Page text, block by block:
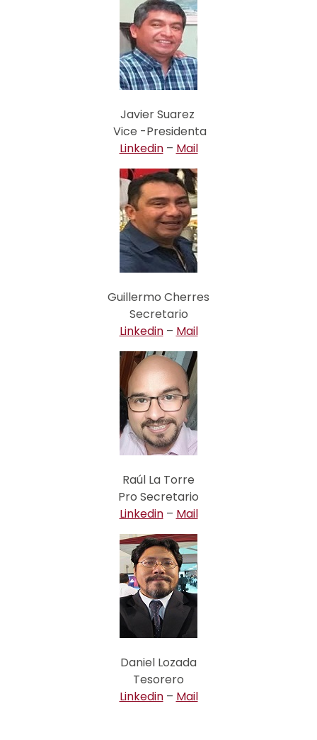
Javier Suarez
Vice -Presidenta
Linkedin– Mail
Guillermo Cherres
Secretario
Linkedin– Mail
Raúl La Torre
Pro Secretario
Linkedin– Mail
Daniel Lozada
Tesorero
Linkedin– Mail